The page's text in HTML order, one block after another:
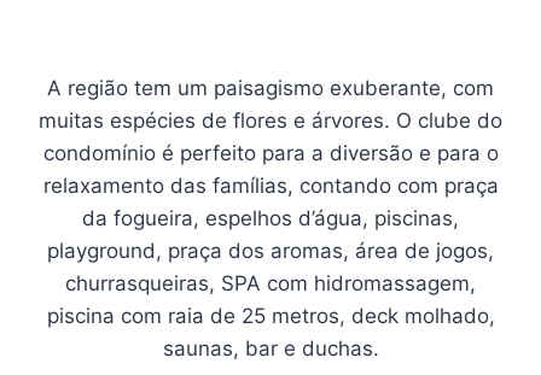
A região tem um paisagismo exuberante, com
muitas espécies de flores e árvores. O clube do
condomínio é perfeito para a diversão e para o
relaxamento das famílias, contando com praça
da fogueira, espelhos d’água, piscinas,
playground, praça dos aromas, área de jogos,
churrasqueiras, SPA com hidromassagem,
piscina com raia de 25 metros, deck molhado,
saunas, bar e duchas.